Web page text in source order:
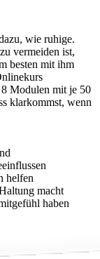
wie ruhige.
vermeiden ist,
besten mit ihm
8 Modulen mit je 50
klarkommst, wenn
helfen
macht
haben